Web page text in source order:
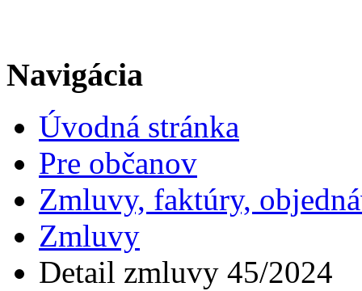
Navigácia
Úvodná stránka
Pre občanov
Zmluvy, faktúry,
Zmluvy
Detail zmluvy 45/2024